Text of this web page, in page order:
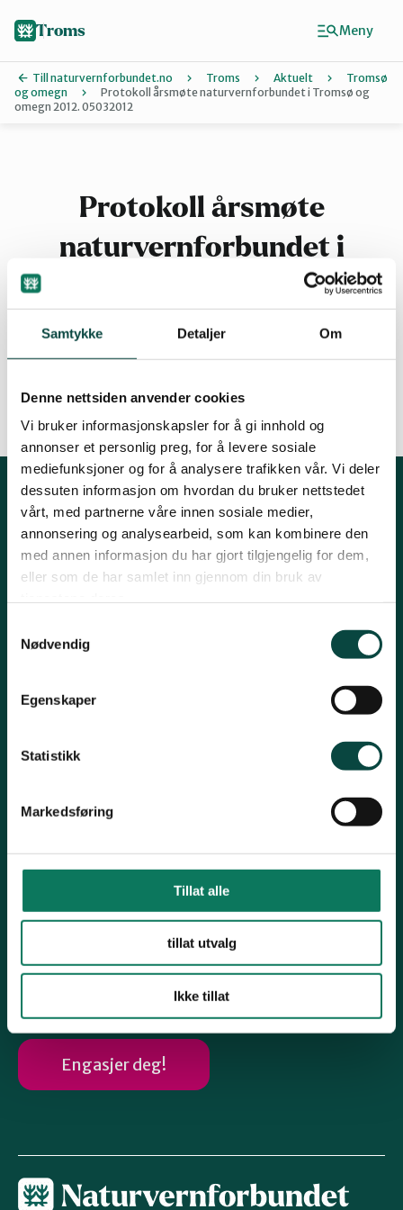
Samtykke Detaljer Om
Denne nettsiden anvender cookies
Vi bruker informasjonskapsler for å gi innhold og
annonser et personlig preg, for å levere sosiale
mediefunksjoner og for å analysere trafikken vår. Vi deler
dessuten informasjon om hvordan du bruker nettstedet
vårt, med partnerne våre innen sosiale medier,
annonsering og analysearbeid, som kan kombinere den
med annen informasjon du har gjort tilgjengelig for dem,
eller som de har samlet inn gjennom din bruk av
Nødvendig
Egenskaper
Statistikk
Markedsføring
Tillat alle
tillat utvalg
Ikke tillat
Midt-Troms
Sør-Troms
Tromsø og omegn
Troms
Till naturvernforbundet.no Troms Aktuelt
Tromsø
og omegn
Protokoll årsmøte naturvernforbundet i Tromsø og
omegn 2012. 05032012
Protokoll årsmøte
naturvernforbundet i
Tromsø og omegn 2012.
05032012
By Lars Kufaas
05.03.2012 14:17| Sist oppdatert: 20.11.2022 18:55
Kontakt fylkeslaget
Leder, Inger Marie Holm
E-post: troms@naturvernforbundet.no
Konto# 05394092659
Nyheter
Høringsuttalelser
Engasjer deg!